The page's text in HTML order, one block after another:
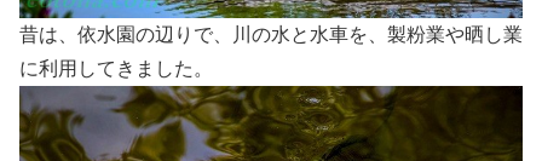
昔は、依水園の辺りで、川の水と水車を、製粉業や晒し業
に利用してきました。